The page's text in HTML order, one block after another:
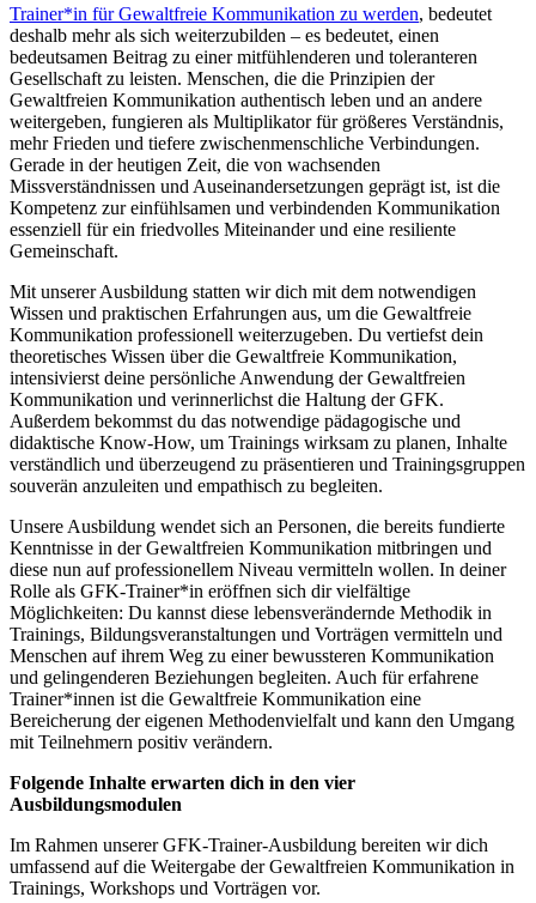
Trainer*in für Gewaltfreie Kommunikation zu werden, bedeutet
deshalb mehr als sich weiterzubilden – es bedeutet, einen
bedeutsamen Beitrag zu einer mitfühlenderen und toleranteren
Gesellschaft zu leisten. Menschen, die die Prinzipien der
Gewaltfreien Kommunikation authentisch leben und an andere
weitergeben, fungieren als Multiplikator für größeres Verständnis,
mehr Frieden und tiefere zwischenmenschliche Verbindungen.
Gerade in der heutigen Zeit, die von wachsenden
Missverständnissen und Auseinandersetzungen geprägt ist, ist die
Kompetenz zur einfühlsamen und verbindenden Kommunikation
essenziell für ein friedvolles Miteinander und eine resiliente
Gemeinschaft.
Mit unserer Ausbildung statten wir dich mit dem notwendigen
Wissen und praktischen Erfahrungen aus, um die Gewaltfreie
Kommunikation professionell weiterzugeben. Du vertiefst dein
theoretisches Wissen über die Gewaltfreie Kommunikation,
intensivierst deine persönliche Anwendung der Gewaltfreien
Kommunikation und verinnerlichst die Haltung der GFK.
Außerdem bekommst du das notwendige pädagogische und
didaktische Know-How, um Trainings wirksam zu planen, Inhalte
verständlich und überzeugend zu präsentieren und Trainingsgruppen
souverän anzuleiten und empathisch zu begleiten.
Unsere Ausbildung wendet sich an Personen, die bereits fundierte
Kenntnisse in der Gewaltfreien Kommunikation mitbringen und
diese nun auf professionellem Niveau vermitteln wollen. In deiner
Rolle als GFK-Trainer*in eröffnen sich dir vielfältige
Möglichkeiten: Du kannst diese lebensverändernde Methodik in
Trainings, Bildungsveranstaltungen und Vorträgen vermitteln und
Menschen auf ihrem Weg zu einer bewussteren Kommunikation
und gelingenderen Beziehungen begleiten. Auch für erfahrene
Trainer*innen ist die Gewaltfreie Kommunikation eine
Bereicherung der eigenen Methodenvielfalt und kann den Umgang
mit Teilnehmern positiv verändern.
Folgende Inhalte erwarten dich in den vier
Ausbildungsmodulen
Im Rahmen unserer GFK-Trainer-Ausbildung bereiten wir dich
umfassend auf die Weitergabe der Gewaltfreien Kommunikation in
Trainings, Workshops und Vorträgen vor.